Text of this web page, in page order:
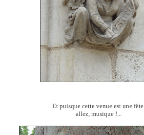
Et puisque cette venue est une fête,
allez, musique !...